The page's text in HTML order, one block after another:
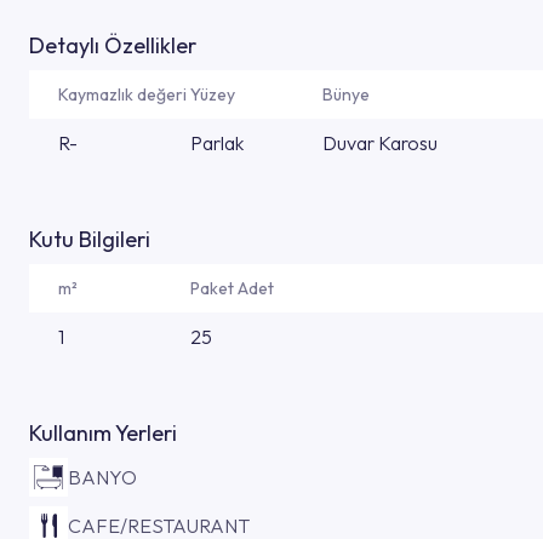
Detaylı Özellikler
Kaymazlık değeri Yüzey Bünye
R- Parlak Duvar Karosu
Kutu Bilgileri
m² Paket Adet
1 25
Kullanım Yerleri
BANYO
CAFE/RESTAURANT